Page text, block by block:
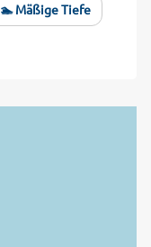
🏊 Mäßige Tiefe